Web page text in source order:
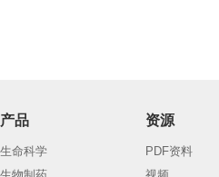
产品
生命科学
资源
PDF资料